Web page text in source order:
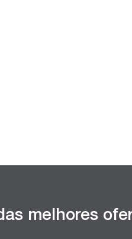
melhores